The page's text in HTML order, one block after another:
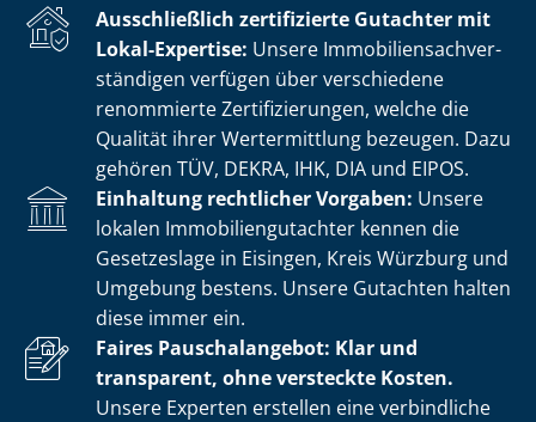
Ausschließlich zertifizierte Gutachter mit
Lokal-Expertise: Unsere Im­mo­bi­li­en­sach­ver­
stän­di­gen verfügen über verschiedene
renommierte Zer­ti­fi­zie­run­gen, welche die
Qualität ihrer Wertermittlung bezeugen. Dazu
gehören TÜV, DEKRA, IHK, DIA und EIPOS.
Einhaltung rechtlicher Vorgaben: Unsere
lokalen Im­mo­bi­li­en­gut­ach­ter kennen die
Gesetzeslage in Eisingen, Kreis Würzburg und
Umgebung bestens. Unsere Gutachten halten
diese immer ein.
Faires Pauschalangebot: Klar und
transparent, ohne versteckte Kosten.
Unsere Experten erstellen eine verbindliche